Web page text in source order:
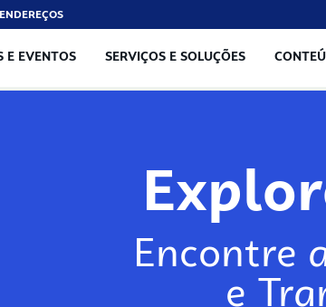
ENDEREÇOS
E EVENTOS SERVIÇOS E SOLUÇÕES
Encontre
e